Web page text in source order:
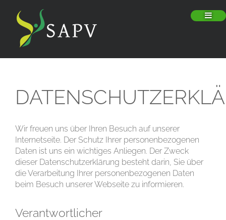
Wir freuen uns über Ihren Besuch auf unserer
Internetseite. Der Schutz Ihrer personenbezogenen
Daten ist uns ein wichtiges Anliegen. Der Zweck
dieser Datenschutzerklärung besteht darin, Sie über
die Verarbeitung Ihrer personenbezogenen Daten
beim Besuch unserer Webseite zu informieren.
Verantwortlicher